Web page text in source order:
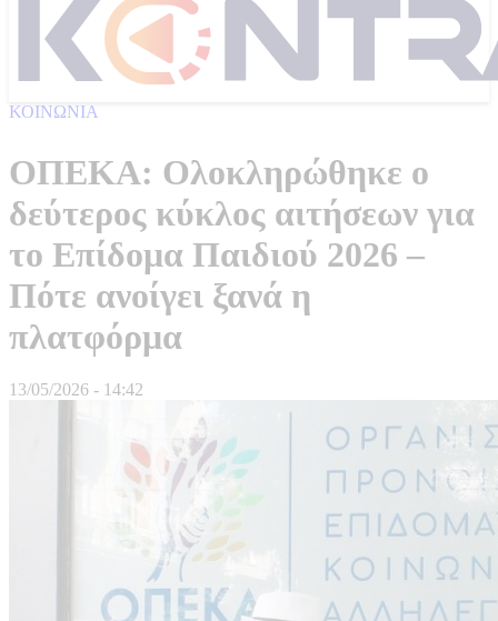
ΚΟΙΝΩΝΙΑ
ΟΠΕΚΑ: Ολοκληρώθηκε ο
δεύτερος κύκλος αιτήσεων για
το Επίδομα Παιδιού 2026 –
Πότε ανοίγει ξανά η
πλατφόρμα
13/05/2026 - 14:42